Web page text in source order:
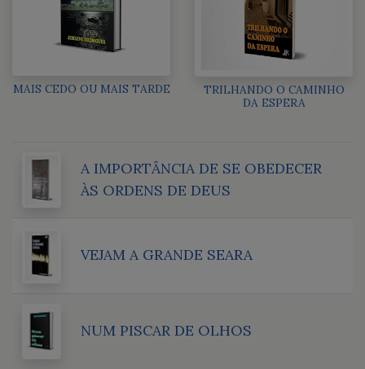
MAIS CEDO OU MAIS TARDE
TRILHANDO O CAMINHO
DA ESPERA
A IMPORTÂNCIA DE SE OBEDECER
ÀS ORDENS DE DEUS
VEJAM A GRANDE SEARA
NUM PISCAR DE OLHOS